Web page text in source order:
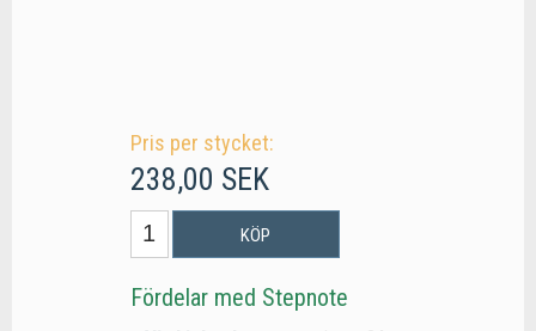
Pris per stycket:
238,00 SEK
KÖP
Fördelar med Stepnote